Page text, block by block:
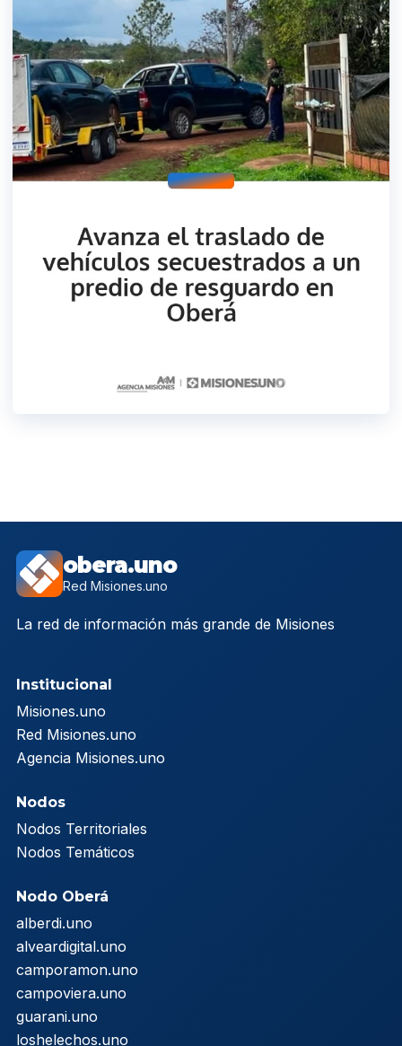
obera.uno
Red Misiones.uno
La red de información más grande de Misiones
Institucional
Misiones.uno
Red Misiones.uno
Agencia Misiones.uno
Nodos
Nodos Territoriales
Nodos Temáticos
Nodo Oberá
alberdi.uno
alveardigital.uno
camporamon.uno
campoviera.uno
guarani.uno
loshelechos.uno